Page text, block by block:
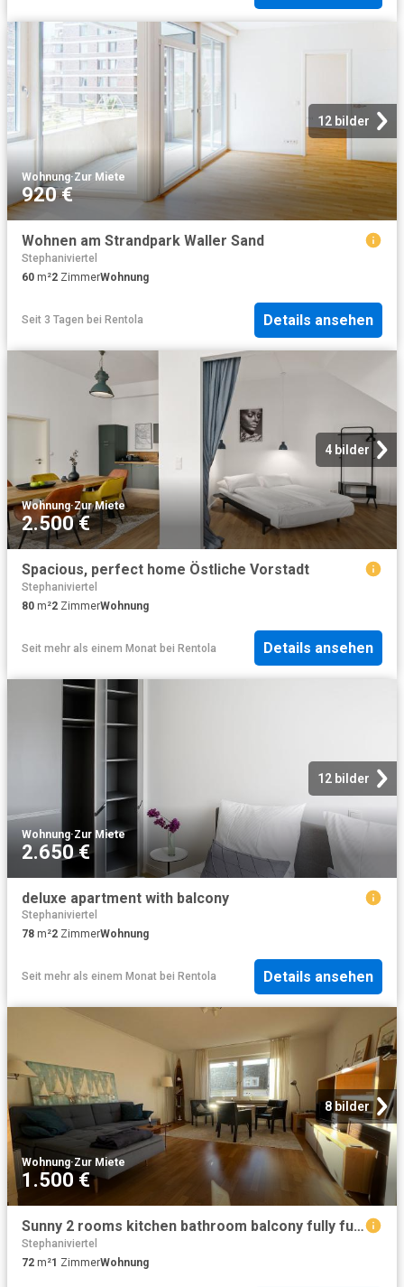
12 bilder
Wohnung·Zur Miete
920 €
Wohnen am Strandpark Waller Sand
Stephaniviertel
60 m²2 ZimmerWohnung
Seit 3 Tagen bei Rentola Details ansehen
4 bilder
Wohnung·Zur Miete
2.500 €
Spacious, perfect home Östliche Vorstadt
Stephaniviertel
80 m²2 ZimmerWohnung
Seit mehr als einem Monat bei Rentola Details ansehen
12 bilder
Wohnung·Zur Miete
2.650 €
deluxe apartment with balcony
Stephaniviertel
78 m²2 ZimmerWohnung
Seit mehr als einem Monat bei Rentola Details ansehen
8 bilder
Wohnung·Zur Miete
1.500 €
Sunny 2 rooms kitchen bathroom balcony fully furnished and equipped, Bremen Amsterdam Apartments for Rent
Stephaniviertel
72 m²1 ZimmerWohnung